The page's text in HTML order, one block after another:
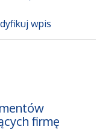
wpis
firmę